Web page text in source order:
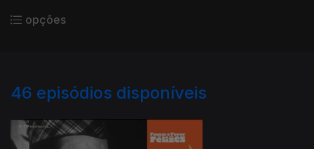
opções
46 episódios disponíveis